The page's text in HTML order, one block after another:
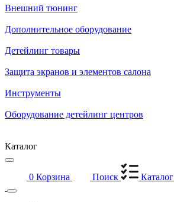
Внешний тюнинг
Дополнительное оборудование
Детейлинг товары
Защита экранов и элементов салона
Инструменты
Оборудование детейлинг центров
Каталог
0 Корзина Поиск Каталог